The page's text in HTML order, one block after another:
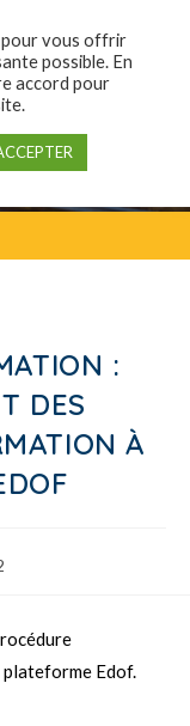
:
DES
À
plateforme Edof.
pour vous offrir
possible. En
accord pour